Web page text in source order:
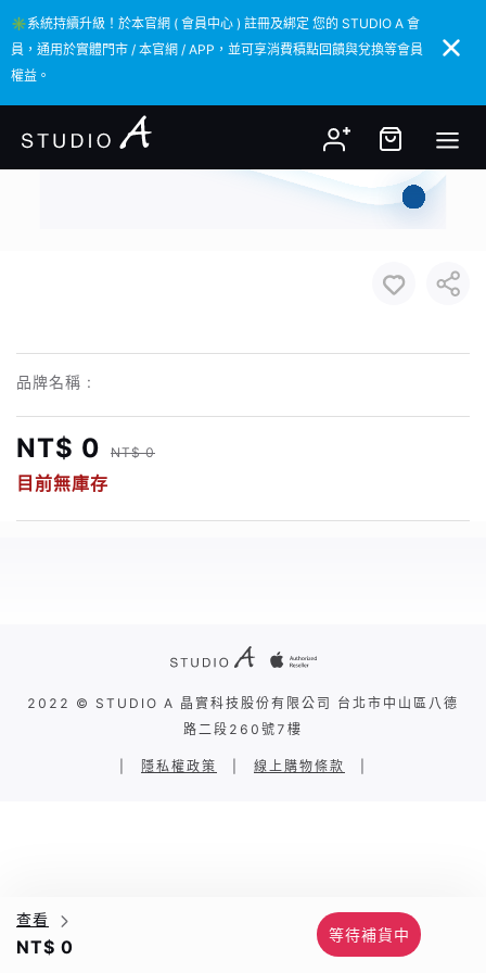
✳️系統持續升級！於本官網 ( 會員中心 ) 註冊及綁定 您的 STUDIO A 會
員，通用於實體門市 / 本官網 / APP，並可享消費積點回饋與兌換等會員
權益。
✳️系統持續升級！於本官網 ( 會員中心 ) 註冊及綁定 您的 STUDIO A 會
員，通用於實體門市 / 本官網 / APP，並可享消費積點回饋與兌換等會員
權益。
品牌名稱 :
NT$ 0 NT$ 0
目前無庫存
查看
NT$ 0
等待補貨中
2022 © STUDIO A 晶實科技股份有限公司 台北市中山區八德
路二段260號7樓
隱私權政策 線上購物條款